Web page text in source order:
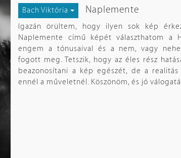
Bach Viktória Naplemente
Igazán örültem, hogy ilyen sok kép
Naplemente című képét választhatom a
engem a tónusaival és a nem, vagy
fogott meg. Tetszik, hogy az éles rész
beazonosítani a kép egészét, de a
ennél a műveletnél. Köszönöm, és jó